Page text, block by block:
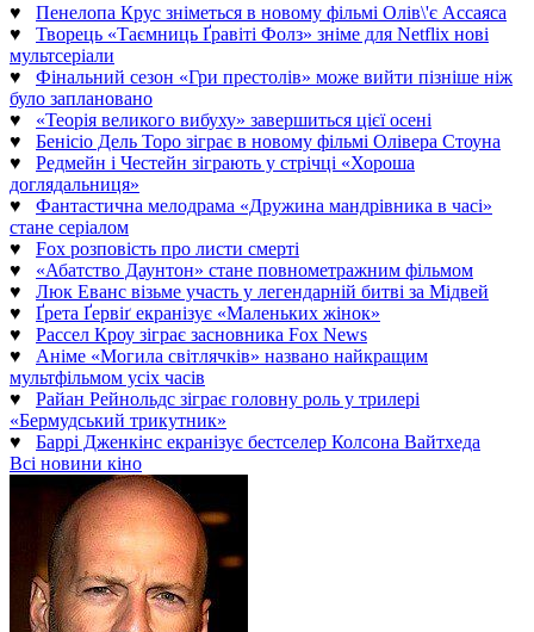
♥ Пенелопа Крус зніметься в новому фільмі Олів\'є Ассаяса
♥ Творець «Таємниць Ґравіті Фолз» зніме для Netflix нові
мультсеріали
♥ Фінальний сезон «Гри престолів» може вийти пізніше ніж
було заплановано
♥ «Теорія великого вибуху» завершиться цієї осені
♥ Бенісіо Дель Торо зіграє в новому фільмі Олівера Стоуна
♥ Редмейн і Честейн зіграють у стрічці «Хороша
доглядальниця»
♥ Фантастична мелодрама «Дружина мандрівника в часі»
стане серіалом
♥ Fox розповість про листи смерті
♥ «Абатство Даунтон» стане повнометражним фільмом
♥ Люк Еванс візьме участь у легендарній битві за Мідвей
♥ Ґрета Ґервіґ екранізує «Маленьких жінок»
♥ Рассел Кроу зіграє засновника Fox News
♥ Аніме «Могила світлячків» названо найкращим
мультфільмом усіх часів
♥ Райан Рейнольдс зіграє головну роль у трилері
«Бермудський трикутник»
♥ Баррі Дженкінс екранізує бестселер Колсона Вайтхеда
Всі новини кіно